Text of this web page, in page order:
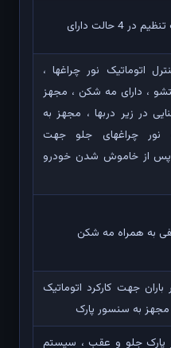
4 حالت دارای
اتوماتیک نور چراغها ،
، دارای مه شکن ، مجهز
در زیر دربها ، مجهز به
نور چراغهای جلو جهت
پس از خاموش شدن خودرو
جهت کارکرد اتوماتیک
به سنسور پارک
پارک جلو و عقب ، سیستم